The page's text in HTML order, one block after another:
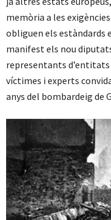
memòria a les
obliguen els estàndards
manifest els nou
representants
víctimes i experts
anys del bombardeig de